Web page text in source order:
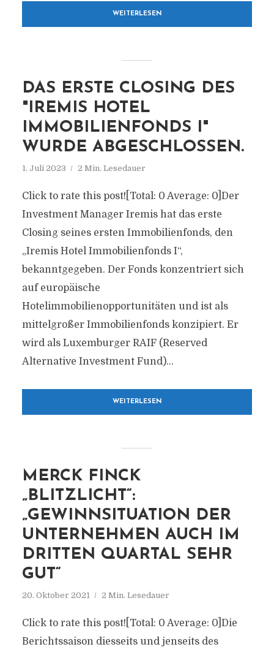
WEITERLESEN
DAS ERSTE CLOSING DES
"IREMIS HOTEL
IMMOBILIENFONDS I"
WURDE ABGESCHLOSSEN.
1. Juli 2023 2 Min. Lesedauer
Click to rate this post![Total: 0 Average: 0]Der
Investment Manager Iremis hat das erste
Closing seines ersten Immobilienfonds, den
„Iremis Hotel Immobilienfonds I“,
bekanntgegeben. Der Fonds konzentriert sich
auf europäische
Hotelimmobilienopportunitäten und ist als
mittelgroßer Immobilienfonds konzipiert. Er
wird als Luxemburger RAIF (Reserved
Alternative Investment Fund)...
WEITERLESEN
MERCK FINCK
„BLITZLICHT“:
„GEWINNSITUATION DER
UNTERNEHMEN AUCH IM
DRITTEN QUARTAL SEHR
GUT“
20. Oktober 2021 2 Min. Lesedauer
Click to rate this post![Total: 0 Average: 0]Die
Berichtssaison diesseits und jenseits des